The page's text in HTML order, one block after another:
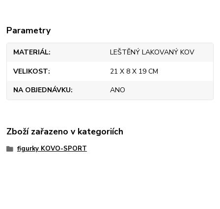
Parametry
MATERIÁL LEŠTĚNÝ LAKOVANÝ KOV
VELIKOST 21 X 8 X 19 CM
NA OBJEDNÁVKU ANO
Zboží zařazeno v kategoriích
figurky KOVO-SPORT